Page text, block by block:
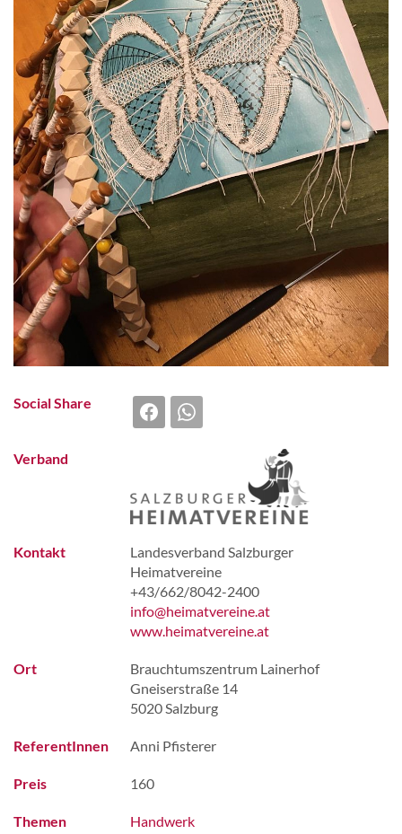
Social Share
Verband
Kontakt
Landesverband Salzburger
Heimatvereine
+43/662/8042-2400
info@heimatvereine.at
www.heimatvereine.at
Ort
Brauchtumszentrum Lainerhof
Gneiserstraße 14
5020 Salzburg
ReferentInnen Anni Pfisterer
Preis 160
Themen Handwerk